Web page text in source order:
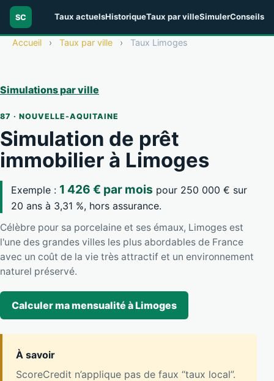
SC Taux actuelsHistoriqueTaux par villeSimulerConseils
Accueil › Taux par ville › Taux Limoges
Simulations par ville
87 · NOUVELLE-AQUITAINE
Simulation de prêt
immobilier à Limoges
Exemple : 1 426 € par mois pour 250 000 € sur
20 ans à 3,31 %, hors assurance.
Célèbre pour sa porcelaine et ses émaux, Limoges est
l'une des grandes villes les plus abordables de France
avec un coût de la vie très attractif et un environnement
naturel préservé.
Calculer ma mensualité à Limoges
À savoir
ScoreCredit n’applique pas de faux “taux local”.